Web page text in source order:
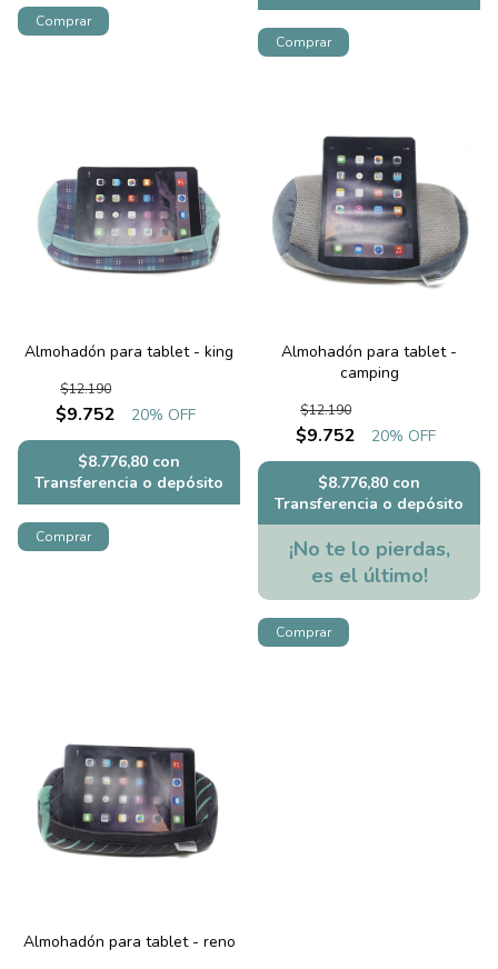
Almohadón para tablet - king
$9.752
$12.190
20% OFF
$8.776,80 con
Transferencia o depósito
Almohadón para tablet -
camping
$9.752
$12.190
20% OFF
$8.776,80 con
Transferencia o depósito
¡No te lo pierdas,
es el último!
Almohadón para tablet - reno